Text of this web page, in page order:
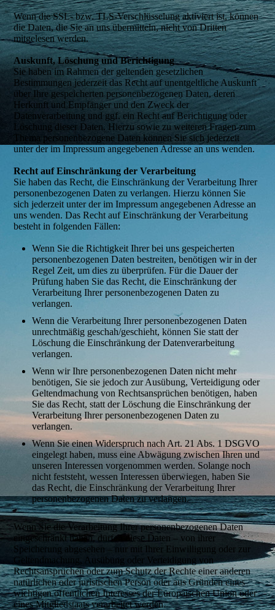
Wenn die SSL- bzw. TLS-Verschlüsselung aktiviert ist, können
die Daten, die Sie an uns übermitteln, nicht von Dritten
mitgelesen werden.
Auskunft, Löschung und Berichtigung
Sie haben im Rahmen der geltenden gesetzlichen
Bestimmungen jederzeit das Recht auf unentgeltliche Auskunft
über Ihre gespeicherten personenbezogenen Daten, deren
Herkunft und Empfänger und den Zweck der
Datenverarbeitung und ggf. ein Recht auf Berichtigung oder
Löschung dieser Daten. Hierzu sowie zu weiteren Fragen zum
Thema personenbezogene Daten können Sie sich jederzeit
unter der im Impressum angegebenen Adresse an uns wenden.
Recht auf Einschränkung der Verarbeitung
Sie haben das Recht, die Einschränkung der Verarbeitung Ihrer
personenbezogenen Daten zu verlangen. Hierzu können Sie
sich jederzeit unter der im Impressum angegebenen Adresse an
uns wenden. Das Recht auf Einschränkung der Verarbeitung
besteht in folgenden Fällen:
Wenn Sie die Richtigkeit Ihrer bei uns gespeicherten
personenbezogenen Daten bestreiten, benötigen wir in der
Regel Zeit, um dies zu überprüfen. Für die Dauer der
Prüfung haben Sie das Recht, die Einschränkung der
Verarbeitung Ihrer personenbezogenen Daten zu
verlangen.
Wenn die Verarbeitung Ihrer personenbezogenen Daten
unrechtmäßig geschah/geschieht, können Sie statt der
Löschung die Einschränkung der Datenverarbeitung
verlangen.
Wenn wir Ihre personenbezogenen Daten nicht mehr
benötigen, Sie sie jedoch zur Ausübung, Verteidigung oder
Geltendmachung von Rechtsansprüchen benötigen, haben
Sie das Recht, statt der Löschung die Einschränkung der
Verarbeitung Ihrer personenbezogenen Daten zu
verlangen.
Wenn Sie einen Widerspruch nach Art. 21 Abs. 1 DSGVO
eingelegt haben, muss eine Abwägung zwischen Ihren und
unseren Interessen vorgenommen werden. Solange noch
nicht feststeht, wessen Interessen überwiegen, haben Sie
das Recht, die Einschränkung der Verarbeitung Ihrer
personenbezogenen Daten zu verlangen.
Wenn Sie die Verarbeitung Ihrer personenbezogenen Daten
eingeschränkt haben, dürfen diese Daten – von ihrer
Speicherung abgesehen – nur mit Ihrer Einwilligung oder zur
Geltendmachung, Ausübung oder Verteidigung von
Rechtsansprüchen oder zum Schutz der Rechte einer anderen
natürlichen oder juristischen Person oder aus Gründen eines
wichtigen öffentlichen Interesses der Europäischen Union oder
eines Mitgliedstaats verarbeitet werden.